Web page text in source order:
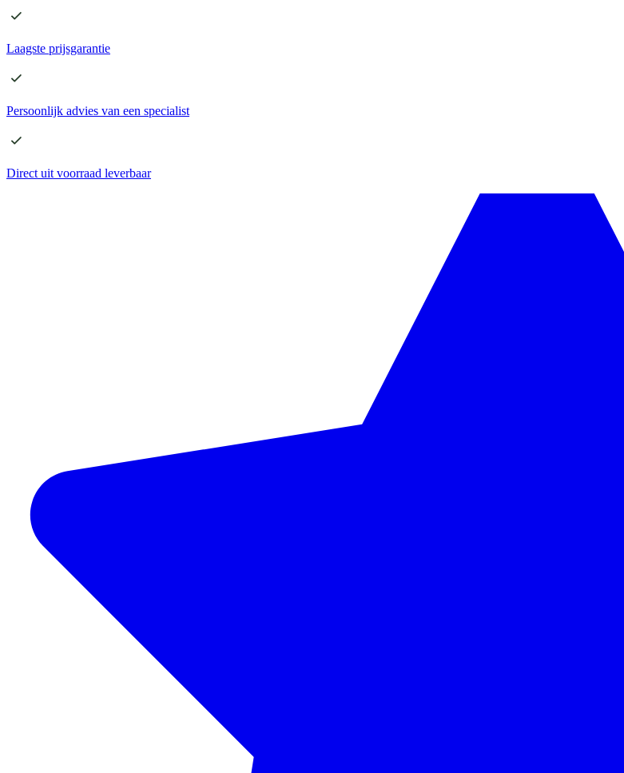
Laagste prijsgarantie
Persoonlijk advies van een specialist
Direct uit voorraad leverbaar